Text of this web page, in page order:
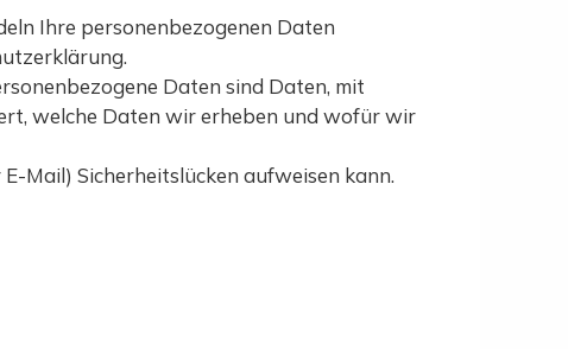
Ihre personenbezogenen Daten
Daten sind Daten, mit
welche Daten wir erheben und wofür wir
Mail) Sicherheitslücken aufweisen kann.